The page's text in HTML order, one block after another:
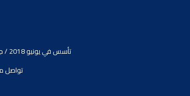
تأسس في يونيو 2018 / جميع الحقوق محفوظة لمجلة الاستثمار ( مؤسسة المستثمر للصحافة).
تواصل